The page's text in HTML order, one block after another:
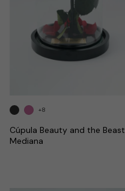
Cúpula Beauty and the Beast
Mediana
+8